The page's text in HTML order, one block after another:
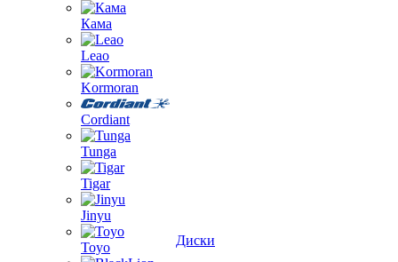
Кама
Leao
Kormoran
Cordiant
Tunga
Tigar
Jinyu
Toyo
Диски